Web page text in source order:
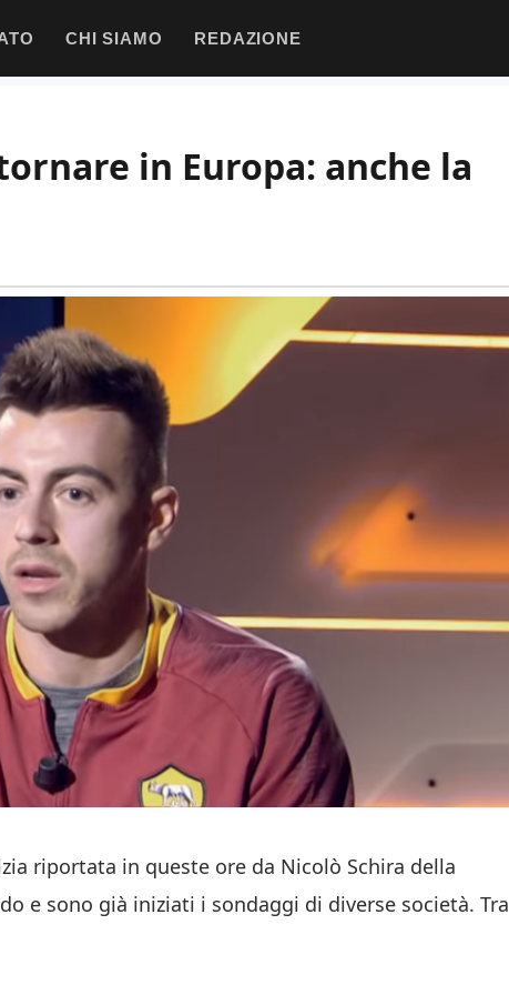
CHI SIAMO REDAZIONE
in Europa: anche la
riportata in queste ore da Nicolò Schira della
e sono già iniziati i sondaggi di diverse società. Tra